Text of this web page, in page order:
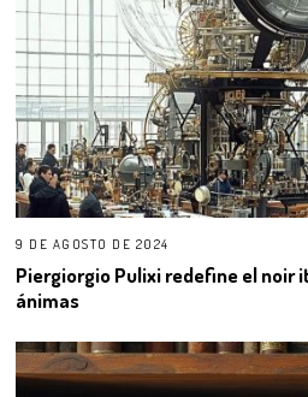
9 DE AGOSTO DE 2024
Piergiorgio Pulixi redefine el noir
ánimas